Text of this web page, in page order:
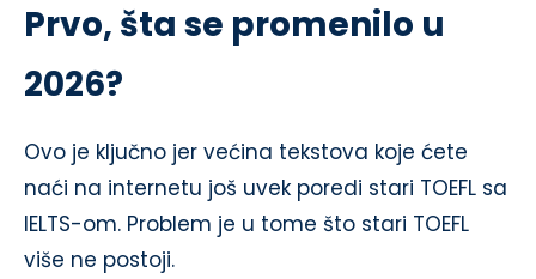
Prvo, šta se promenilo u
2026?
Ovo je ključno jer većina tekstova koje ćete
naći na internetu još uvek poredi stari TOEFL sa
IELTS-om. Problem je u tome što stari TOEFL
više ne postoji.